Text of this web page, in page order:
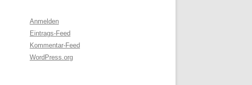
Anmelden
Eintrags-Feed
Kommentar-Feed
WordPress.org